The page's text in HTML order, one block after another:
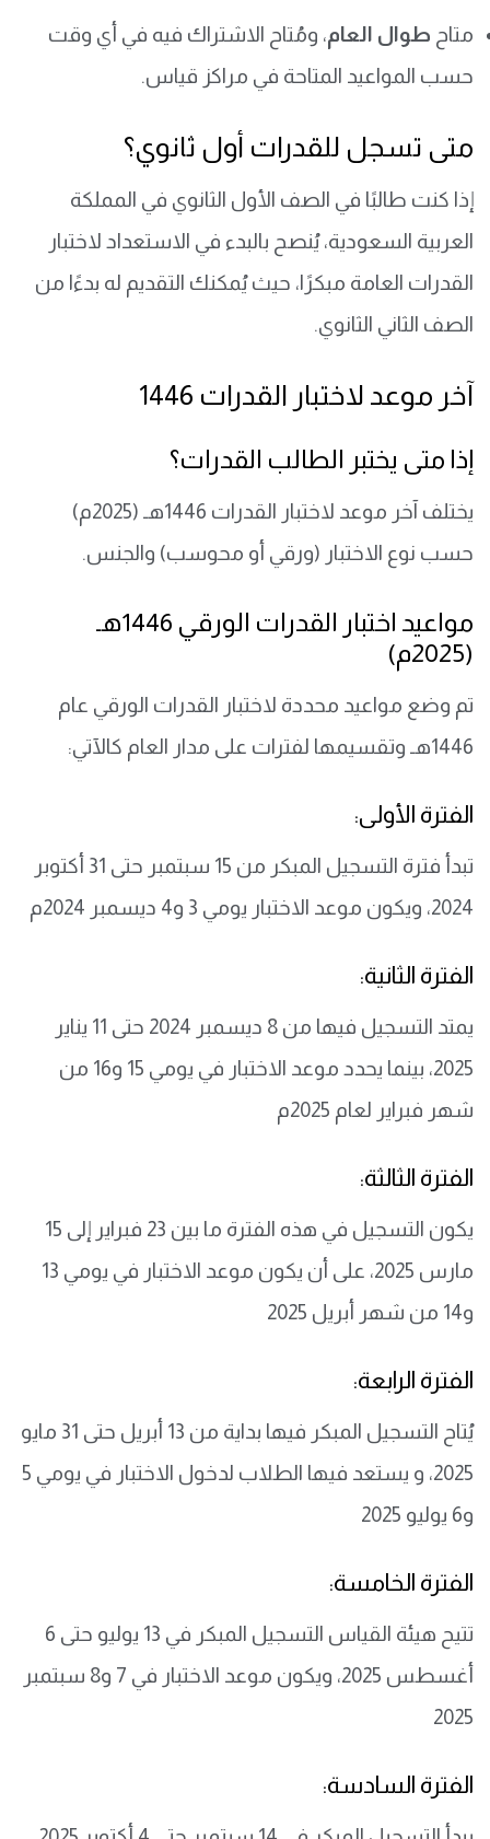
متاح طوال العام، ومُتاح الاشتراك فيه في أي وقت
حسب المواعيد المتاحة في مراكز قياس.
متى تسجل للقدرات أول ثانوي؟
إذا كنت طالبًا في الصف الأول الثانوي في المملكة
العربية السعودية، يُنصح بالبدء في الاستعداد لاختبار
القدرات العامة مبكرًا، حيث يُمكنك التقديم له بدءًا من
الصف الثاني الثانوي.
آخر موعد لاختبار القدرات 1446
إذا متى يختبر الطالب القدرات؟
يختلف آخر موعد لاختبار القدرات 1446هـ (2025م)
حسب نوع الاختبار (ورقي أو محوسب) والجنس.
مواعيد اختبار القدرات الورقي 1446هـ
(2025م)
تم وضع مواعيد محددة لاختبار القدرات الورقي عام
1446هـ وتقسيمها لفترات على مدار العام كالآتي:
الفترة الأولى:
تبدأ فترة التسجيل المبكر من 15 سبتمبر حتى 31 أكتوبر
2024، ويكون موعد الاختبار يومي 3 و4 ديسمبر 2024م
الفترة الثانية:
يمتد التسجيل فيها من 8 ديسمبر 2024 حتى 11 يناير
2025، بينما يحدد موعد الاختبار في يومي 15 و16 من
شهر فبراير لعام 2025م
الفترة الثالثة:
يكون التسجيل في هذه الفترة ما بين 23 فبراير إلى 15
مارس 2025، على أن يكون موعد الاختبار في يومي 13
و14 من شهر أبريل 2025
الفترة الرابعة:
يُتاح التسجيل المبكر فيها بداية من 13 أبريل حتى 31 مايو
2025، و يستعد فيها الطلاب لدخول الاختبار في يومي 5
و6 يوليو 2025
الفترة الخامسة:
تتيح هيئة القياس التسجيل المبكر في 13 يوليو حتى 6
أغسطس 2025، ويكون موعد الاختبار في 7 و8 سبتمبر
2025
الفترة السادسة: